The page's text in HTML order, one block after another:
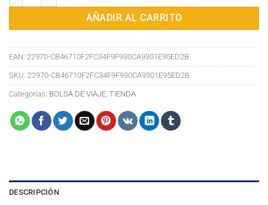
AÑADIR AL CARRITO
EAN: 22970-CB46710F2FC34F9F930CA9301E95ED2B
SKU: 22970-CB46710F2FC34F9F930CA9301E95ED2B
Categorías: BOLSA DE VIAJE TIENDA
DESCRIPCIÓN